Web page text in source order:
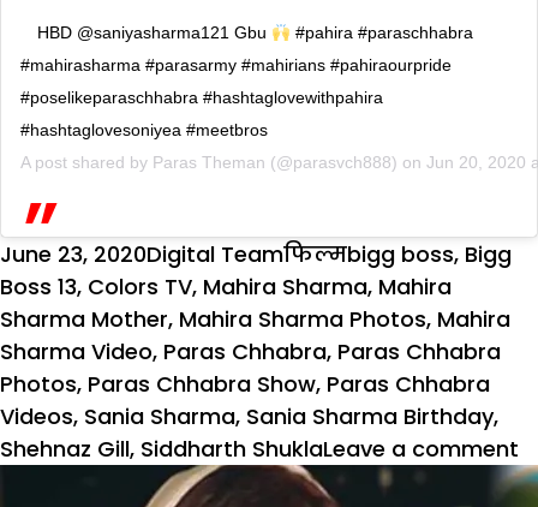
HBD @saniyasharma121 Gbu
#pahira #paraschhabra
#mahirasharma #parasarmy #mahirians #pahiraourpride
#poselikeparaschhabra #hashtaglovewithpahira
#hashtaglovesoniyea #meetbros
A post shared by Paras Theman (@parasvch888) on Jun 20, 2020
Posted
on
June 23, 2020Author
Digital TeamCategories
फिल्मTags
bigg boss, Bigg
Boss 13, Colors TV, Mahira Sharma, Mahira
Sharma Mother, Mahira Sharma Photos, Mahira
Sharma Video, Paras Chhabra, Paras Chhabra
Photos, Paras Chhabra Show, Paras Chhabra
Videos, Sania Sharma, Sania Sharma Birthday,
Shehnaz Gill, Siddharth ShuklaLeave a comment